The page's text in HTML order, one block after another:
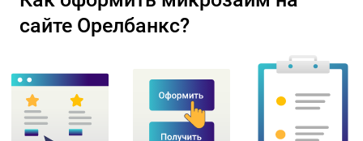
сайте Орелбанкс?